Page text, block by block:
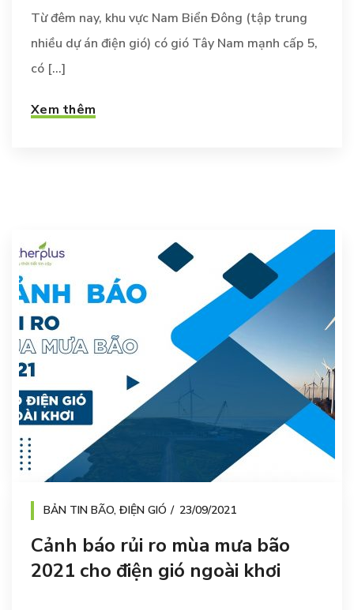
Từ đêm nay, khu vực Nam Biển Đông (tập trung
nhiều dự án điện gió) có gió Tây Nam mạnh cấp 5,
có [...]
Xem thêm
BẢN TIN BÃO, ĐIỆN GIÓ 23/09/2021
Cảnh báo rủi ro mùa mưa bão
2021 cho điện gió ngoài khơi